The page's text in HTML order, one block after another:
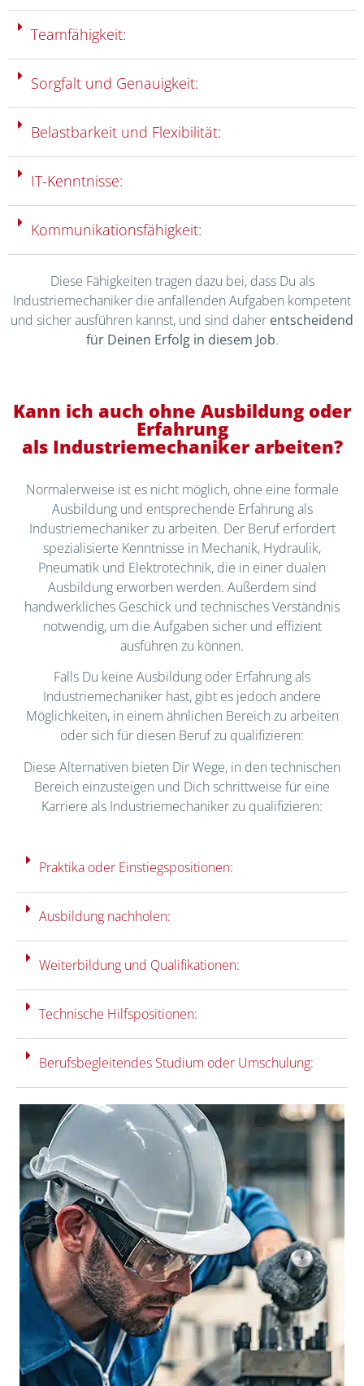
Teamfähigkeit:
Sorgfalt und Genauigkeit:
Belastbarkeit und Flexibilität:
IT-Kenntnisse:
Kommunikationsfähigkeit:
Diese Fähigkeiten tragen dazu bei, dass Du als
Industriemechaniker die anfallenden Aufgaben kompetent
und sicher ausführen kannst, und sind daher entscheidend
für Deinen Erfolg in diesem Job.
Kann ich auch ohne Ausbildung oder
Erfahrung
als Industriemechaniker arbeiten?
Normalerweise ist es nicht möglich, ohne eine formale
Ausbildung und entsprechende Erfahrung als
Industriemechaniker zu arbeiten. Der Beruf erfordert
spezialisierte Kenntnisse in Mechanik, Hydraulik,
Pneumatik und Elektrotechnik, die in einer dualen
Ausbildung erworben werden. Außerdem sind
handwerkliches Geschick und technisches Verständnis
notwendig, um die Aufgaben sicher und effizient
ausführen zu können.
Falls Du keine Ausbildung oder Erfahrung als
Industriemechaniker hast, gibt es jedoch andere
Möglichkeiten, in einem ähnlichen Bereich zu arbeiten
oder sich für diesen Beruf zu qualifizieren:
Diese Alternativen bieten Dir Wege, in den technischen
Bereich einzusteigen und Dich schrittweise für eine
Karriere als Industriemechaniker zu qualifizieren:
Praktika oder Einstiegspositionen:
Ausbildung nachholen:
Weiterbildung und Qualifikationen:
Technische Hilfspositionen:
Berufsbegleitendes Studium oder Umschulung: